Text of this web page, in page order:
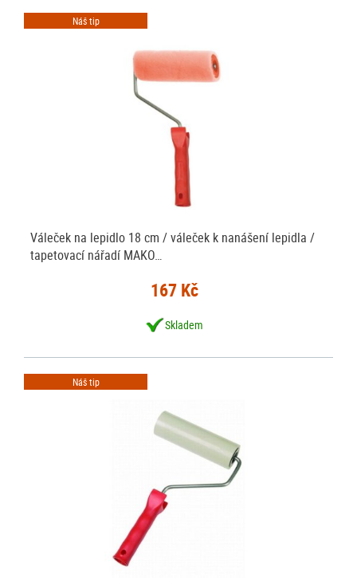
Náš tip
Váleček na lepidlo 18 cm / váleček k nanášení lepidla /
tapetovací nářadí MAKO…
167 Kč
Skladem
Náš tip